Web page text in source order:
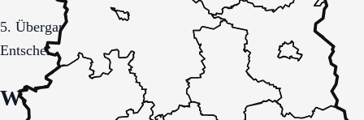
5. Übergang, Kommunikation und Kosten vor der
Entscheidung vollständig klären.
Welche Fragen den Unterschied